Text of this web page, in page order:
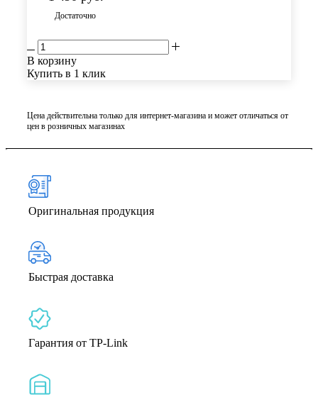
Достаточно
В корзину
Купить в 1 клик
Цена действительна только для интернет-магазина и может отличаться от
цен в розничных магазинах
Оригинальная продукция
Быстрая доставка
Гарантия от TP-Link